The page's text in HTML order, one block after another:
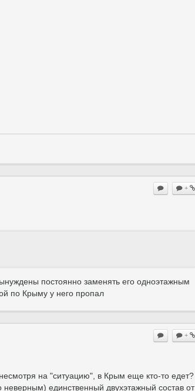
+
постоянно заменять его одноэтажным
по Крыму у него пропал
+
на "ситуацию", в Крым еще кто-то едет?
единственный двухэтажный состав от